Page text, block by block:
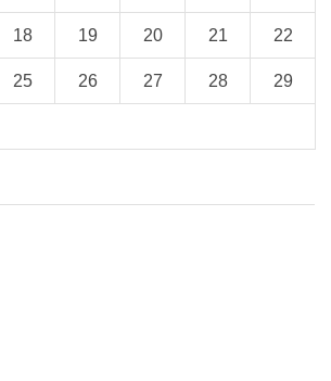
18 19 20 21 22
25 26 27 28 29